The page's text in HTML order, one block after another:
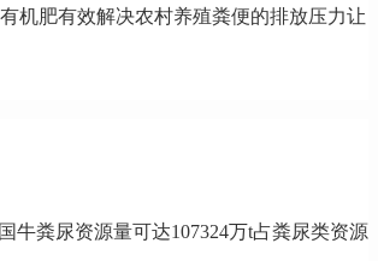
机肥有效解决农村养殖粪便的排放压力让
牛粪尿资源量可达107324万t占粪尿类资源